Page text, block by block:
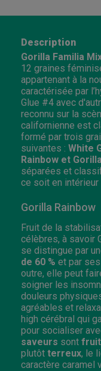
Description
Gorilla Familia
12 graines
appartenant à la
caractérisée par
Glue #4 avec
reconnu sur la
californienne est
formé par trois
suivantes : White
Rainbow et
séparées et
ce soit en intérieur
Gorilla Rainbow
Fruit de la
célèbres, à savoir
se distingue par
de 60 % et par ses
outre, elle peut
soigner les
douleurs
agréables et
high cérébral qui
pour socialiser
saveurs sont
plutôt terreux, le
caractère caramel